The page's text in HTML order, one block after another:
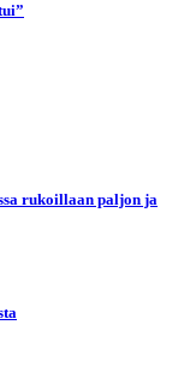
rukoillaan paljon ja